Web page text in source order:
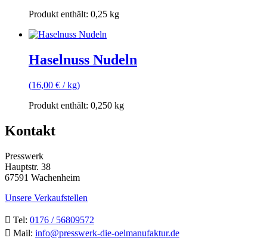
Produkt enthält: 0,25 kg
Haselnuss Nudeln
(16,00 € /kg)
Produkt enthält: 0,250 kg
Kontakt
Presswerk
Hauptstr. 38
67591 Wachenheim
Unsere Verkaufstellen
 Tel: 0176 / 56809572
 Mail: info@presswerk-die-oelmanufaktur.de